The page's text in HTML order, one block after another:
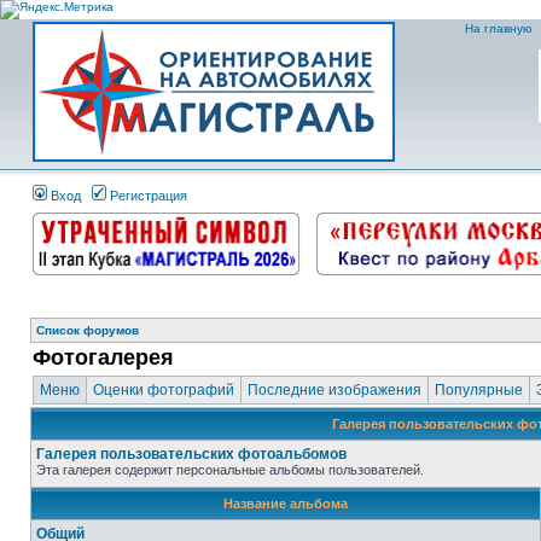
На главную
Вход Регистрация
Список форумов
Фотогалерея
Меню Оценки фотографий Последние изображения Популярные
Галерея пользовательских
Галерея пользовательских фотоальбомов
Эта галерея содержит персональные альбомы пользователей.
Название альбома
Общий